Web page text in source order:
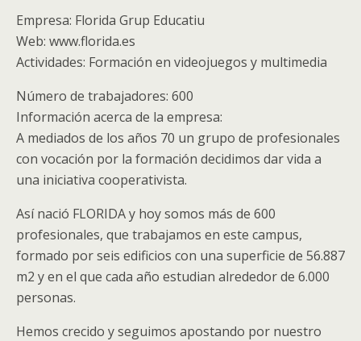
Empresa: Florida Grup Educatiu
Web: www.florida.es
Actividades: Formación en videojuegos y multimedia
Número de trabajadores: 600
Información acerca de la empresa:
A mediados de los años 70 un grupo de profesionales
con vocación por la formación decidimos dar vida a
una iniciativa cooperativista.
Así nació FLORIDA y hoy somos más de 600
profesionales, que trabajamos en este campus,
formado por seis edificios con una superficie de 56.887
m2 y en el que cada año estudian alrededor de 6.000
personas.
Hemos crecido y seguimos apostando por nuestro